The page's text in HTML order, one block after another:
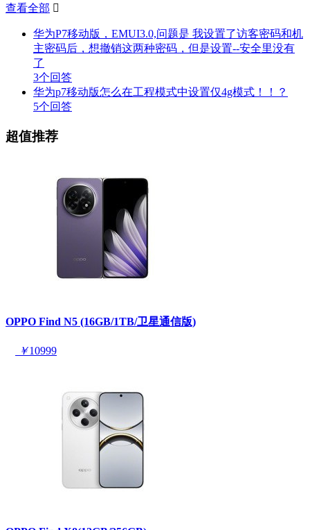
查看全部 
华为P7移动版，EMUI3.0,问题是 我设置了访客密码和机
主密码后，想撤销这两种密码，但是设置--安全里没有
了
3个回答
华为p7移动版怎么在工程模式中设置仅4g模式！！？
5个回答
超值推荐
OPPO Find N5 (16GB/1TB/卫星通信版)
￥10999